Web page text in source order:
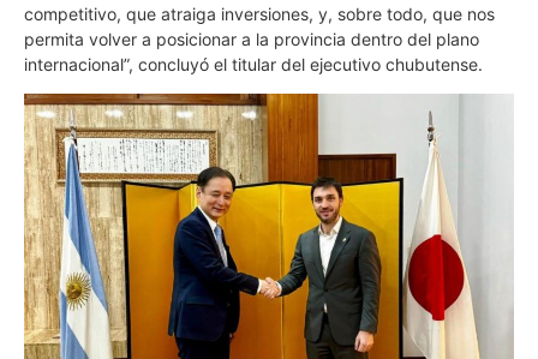
competitivo, que atraiga inversiones, y, sobre todo, que nos
permita volver a posicionar a la provincia dentro del plano
internacional”, concluyó el titular del ejecutivo chubutense.